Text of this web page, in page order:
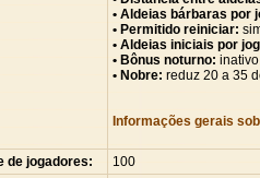
• Aldeias bárbaras por
• Permitido reiniciar:
• Aldeias iniciais por
• Bônus noturno:
• Nobre: reduz 20 a 35
Informações gerais
de jogadores: 100